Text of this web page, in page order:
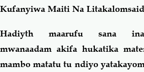
Kufanyiwa Maiti Na
Hadiyth maarufu sana
mwanaadam akifa hukatika
mambo matatu tu ndiyo